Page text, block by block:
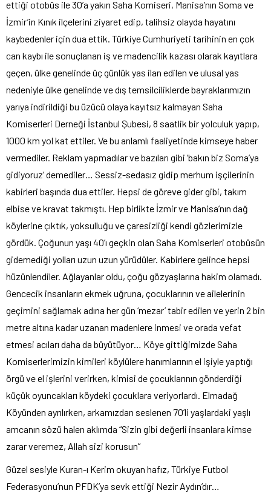
ettiği otobüs ile 30’a yakın Saha Komiseri, Manisa’nın Soma ve
İzmir’in Kınık ilçelerini ziyaret edip, talihsiz olayda hayatını
kaybedenler için dua ettik. Türkiye Cumhuriyeti tarihinin en çok
can kaybı ile sonuçlanan iş ve madencilik kazası olarak kayıtlara
geçen, ülke genelinde üç günlük yas ilan edilen ve ulusal yas
nedeniyle ülke genelinde ve dış temsilciliklerde bayraklarımızın
yarıya indirildiği bu üzücü olaya kayıtsız kalmayan Saha
Komiserleri Derneği İstanbul Şubesi, 8 saatlik bir yolculuk yapıp,
1000 km yol kat ettiler. Ve bu anlamlı faaliyetinde kimseye haber
vermediler. Reklam yapmadılar ve bazıları gibi ‘bakın biz Soma’ya
gidiyoruz’ demediler… Sessiz-sedasız gidip merhum işçilerinin
kabirleri başında dua ettiler. Hepsi de göreve gider gibi, takım
elbise ve kravat takmıştı. Hep birlikte İzmir ve Manisa’nın dağ
köylerine çıktık, yoksulluğu ve çaresizliği kendi gözlerimizle
gördük. Çoğunun yaşı 40’ı geçkin olan Saha Komiserleri otobüsün
gidemediği yolları uzun uzun yürüdüler. Kabirlere gelince hepsi
hüzünlendiler. Ağlayanlar oldu, çoğu gözyaşlarına hakim olamadı.
Gencecik insanların ekmek uğruna, çocuklarının ve ailelerinin
geçimini sağlamak adına her gün ‘mezar’ tabir edilen ve yerin 2 bin
metre altına kadar uzanan madenlere inmesi ve orada vefat
etmesi acıları daha da büyütüyor… Köye gittiğimizde Saha
Komiserlerimizin kimileri köylülere hanımlarının el işiyle yaptığı
örgü ve el işlerini verirken, kimisi de çocuklarının gönderdiği
küçük oyuncakları köydeki çocuklara veriyorlardı. Elmadağ
Köyünden ayrılırken, arkamızdan seslenen 70’li yaşlardaki yaşlı
amcanın sözü halen aklımda “Sizin gibi değerli insanlara kimse
zarar veremez, Allah sizi korusun”
Güzel sesiyle Kuran-ı Kerim okuyan hafız, Türkiye Futbol
Federasyonu’nun PFDK’ya sevk ettiği Nezir Aydın’dır…